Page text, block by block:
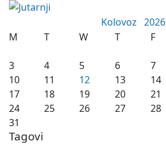
Kolovoz 2026
M
T W T F
3
4 5 6 7
10
11 12 13 14
17
18 19 20 21
24
25 26 27 28
31
Tagovi